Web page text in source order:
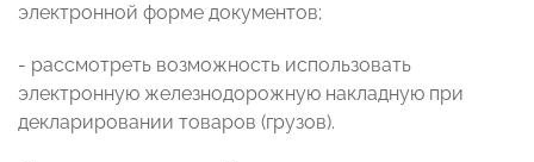
электронной форме документов;
- рассмотреть возможность использовать
электронную железнодорожную накладную при
декларировании товаров (грузов).